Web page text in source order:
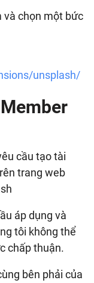
và chọn một bức
unsplash/
cầu tạo tài
trang web
áp dụng và
tôi không thể
chấp thuận.
bên phải của